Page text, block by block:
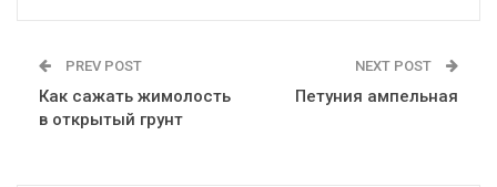
PREV POST
Как сажать жимолость
в открытый грунт
NEXT POST
Петуния ампельная